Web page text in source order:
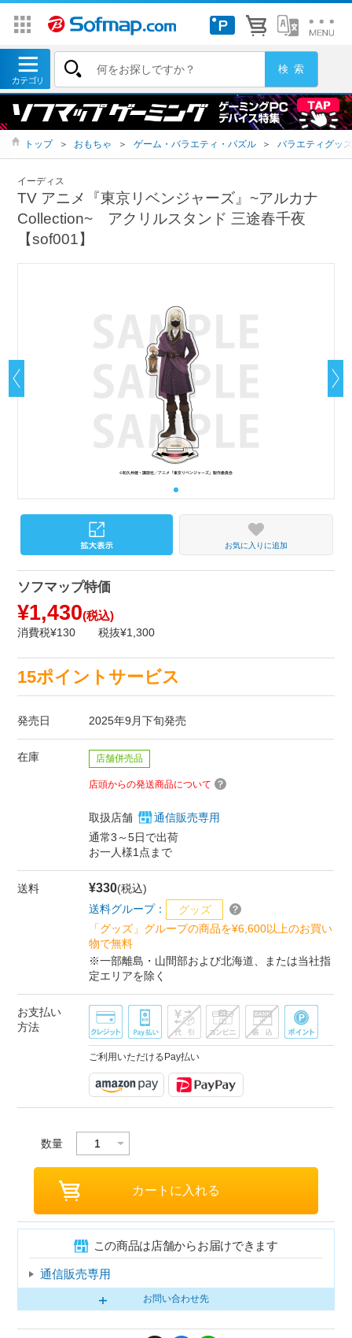
トップ ＞ おもちゃ ＞ ゲーム・バラエティ・パズル ＞ バラエティグッズ
イーディス
TV アニメ『東京リベンジャーズ』~アルカナ
Collection~ アクリルスタンド 三途春千夜
【sof001】
お気に入りに追加
ソフマップ特価
¥1,430(税込)
消費税¥130 税抜¥1,300
15ポイントサービス
発売日 2025年9月下旬発売
在庫 店舗併売品
店頭からの発送商品について
取扱店舗
通信販売専用
通常3～5日で出荷
お一人様1点まで
送料 ¥330(税込)
送料グループ：
グッズ
「グッズ」グループの商品を¥6,600以上のお買い
物で無料
※一部離島・山間部および北海道、または当社指
定エリアを除く
お支払い
方法
ご利用いただけるPay払い
数量
この商品は店舗からお届けできます
通信販売専用
お問い合わせ先